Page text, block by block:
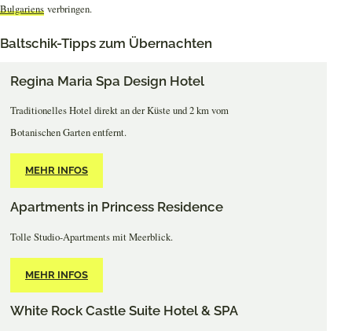
Bulgariens verbringen.
Baltschik-Tipps zum Übernachten
Regina Maria Spa Design Hotel
Traditionelles Hotel direkt an der Küste und 2 km vom
Botanischen Garten entfernt.
MEHR INFOS
Apartments in Princess Residence
Tolle Studio-Apartments mit Meerblick.
MEHR INFOS
White Rock Castle Suite Hotel & SPA